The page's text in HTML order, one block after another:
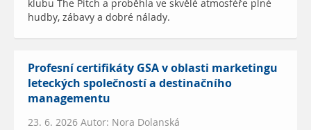
klubu The Pitch a proběhla ve skvělé atmosféře plné
hudby, zábavy a dobré nálady.
Profesní certifikáty GSA v oblasti marketingu
leteckých společností a destinačního
managementu
23. 6. 2026 Autor: Nora Dolanská